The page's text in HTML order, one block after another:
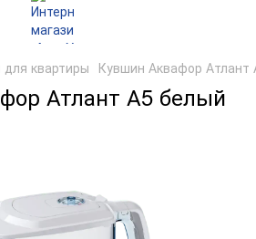
квартиры Кувшин Аквафор Атлант
Атлант А5 белый